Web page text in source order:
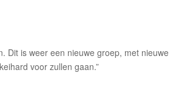
Dit is weer een nieuwe groep, met nieuwe
voor zullen gaan.”